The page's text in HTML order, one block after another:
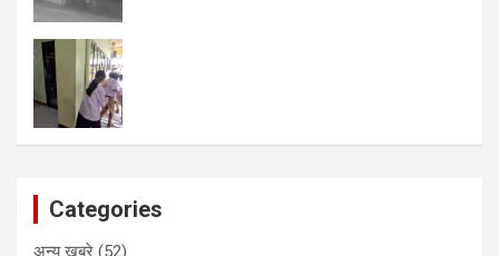
भूविज्ञान विभाग द्वारा पृथ्वी दिवस कार्यक्रमों का आयोजन
अलीगढ़ मुस्लिम विश्वविद्यालय (एएमयू) के भूविज्ञान विभाग द्वारा पृथ्वी दिवस के
उपलक्ष्य में एक सप्ताह तक चलने वाले कार्यक्रमों का आयोजन किया गया
जिसमें नारा लेखन और पोस्टर बनाने की प्रतियोगिता, विशेष व्याख्यान और
समारोह की अध्यक्षता एएमयू के कुलपति प्रो. मोहम्मद गुलरेज ने की। अपने
संबोधन में उन्होंने जलवायु परिवर्तन की समस्या और उससे जुड़े प्रभावों पर
प्रकाश डाला।